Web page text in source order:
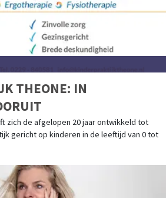
THEONE: IN
zich de afgelopen 20 jaar ontwikkeld tot
gericht op kinderen in de leeftijd van 0 tot